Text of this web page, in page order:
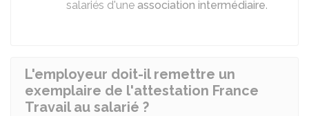
salariés d'une association intermédiaire.
L'employeur doit-il remettre un
exemplaire de l'attestation France
Travail au salarié ?